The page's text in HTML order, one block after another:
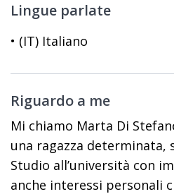
Lingue parlate
• (IT) Italiano
Riguardo a me
Mi chiamo Marta Di
una ragazza determinata,
Studio all’università con
anche interessi personali